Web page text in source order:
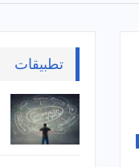
تطبيقات